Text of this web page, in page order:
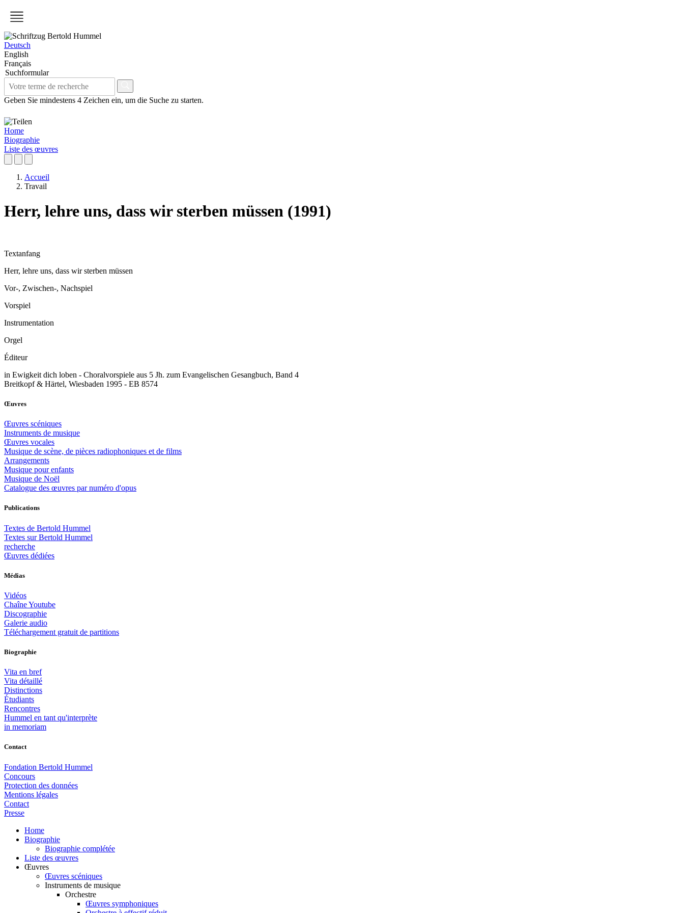
Deutsch
English
Français
Suchformular
Geben Sie mindestens 4 Zeichen ein, um die Suche zu starten.
Home
Biographie
Liste des œuvres
Accueil
Travail
Herr, lehre uns, dass wir sterben müssen (1991)
Textanfang
Herr, lehre uns, dass wir sterben müssen
Vor-, Zwischen-, Nachspiel
Vorspiel
Instrumentation
Orgel
Éditeur
in Ewigkeit dich loben - Choralvorspiele aus 5 Jh. zum Evangelischen Gesangbuch, Band 4
Breitkopf & Härtel, Wiesbaden 1995 - EB 8574
Œuvres
Œuvres scéniques
Instruments de musique
Œuvres vocales
Musique de scène, de pièces radiophoniques et de films
Arrangements
Musique pour enfants
Musique de Noël
Catalogue des œuvres par numéro d'opus
Publications
Textes de Bertold Hummel
Textes sur Bertold Hummel
recherche
Œuvres dédiées
Médias
Vidéos
Chaîne Youtube
Discographie
Galerie audio
Téléchargement gratuit de partitions
Biographie
Vita en bref
Vita détaillé
Distinctions
Étudiants
Rencontres
Hummel en tant qu'interprète
in memoriam
Contact
Fondation Bertold Hummel
Concours
Protection des données
Mentions légales
Contact
Presse
Home
Biographie
Biographie complétée
Liste des œuvres
Œuvres
Œuvres scéniques
Instruments de musique
Orchestre
Œuvres symphoniques